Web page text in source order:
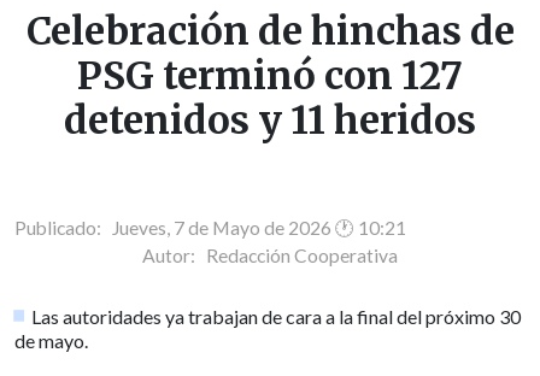
Celebración de hinchas de
PSG terminó con 127
detenidos y 11 heridos
Publicado: Jueves, 7 de Mayo de 2026 🕐 10:21
Autor: Redacción Cooperativa
Las autoridades ya trabajan de cara a la final del próximo 30
de mayo.